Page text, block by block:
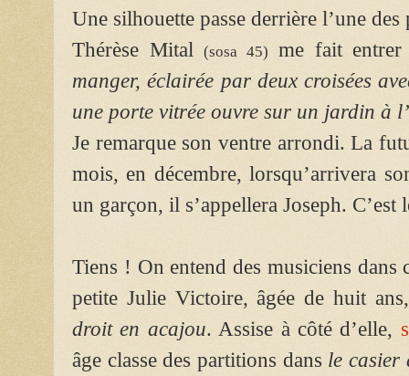
Une silhouette passe derrière l’une
Thérèse Mital(sosa 45)
me fait entrer
manger, éclairée par deux croisées
une porte vitrée ouvre sur un jardin à
Je remarque son ventre arrondi. La
mois, en décembre,lorsqu’arrivera
un garçon, il s’appellera Joseph.
Tiens ! On entend des musiciens dans
petite Julie Victoire, âgée de huit
droit en acajou. Assise à côté d’elle,
âge classe des partitions dans le casier